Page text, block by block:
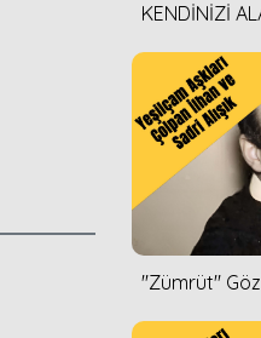
KENDİNİZİ
''Zümrüt''